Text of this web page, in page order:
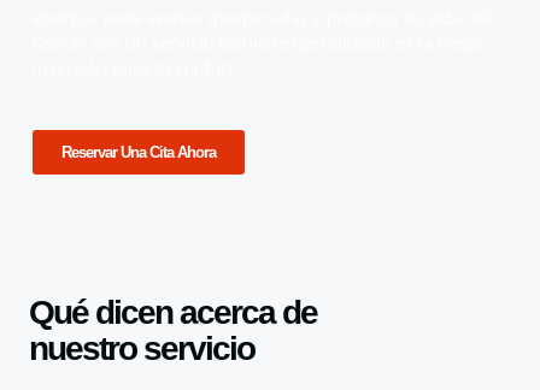
Reservar Una Cita Ahora
Qué dicen acerca de
nuestro servicio